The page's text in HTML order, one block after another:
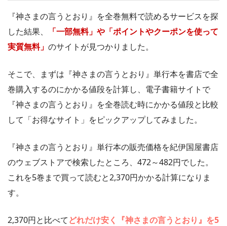
『神さまの言うとおり』を全巻無料で読めるサービスを探
した結果、
「一部無料」や「ポイントやクーポンを使って
実質無料」 のサイトが見つかりました。
そこで、まずは『神さまの言うとおり』単行本を書店で全
巻購入するのにかかる値段を計算し、電子書籍サイトで
『神さまの言うとおり』を全巻読む時にかかる値段と比較
して「お得なサイト」をピックアップしてみました。
『神さまの言うとおり』単行本の販売価格を紀伊国屋書店
のウェブストアで検索したところ、472～482円でした。
これを5巻まで買って読むと2,370円かかる計算になりま
す。
2,370円と比べてどれだけ安く『神さまの言うとおり』を5